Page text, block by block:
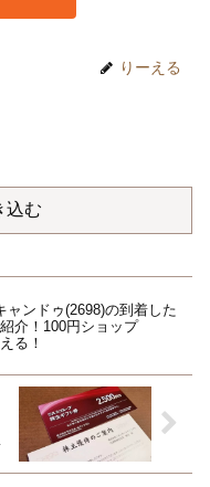
りーえる
込む
ャンドゥ(2698)の到着した
介！100円ショップ
る！